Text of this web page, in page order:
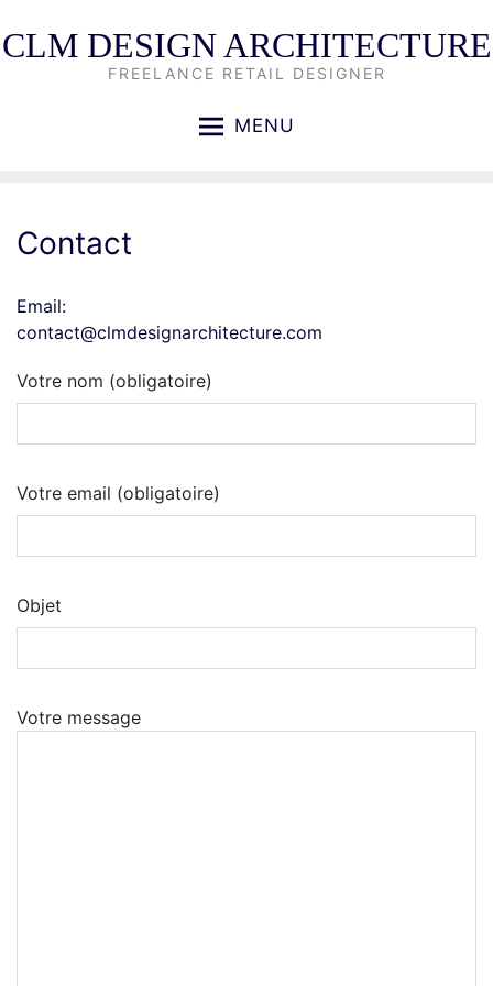
CLM DESIGN ARCHITECTURE
FREELANCE RETAIL DESIGNER
MENU
Contact
Email:
contact@clmdesignarchitecture.com
Votre nom (obligatoire)
Votre email (obligatoire)
Objet
Votre message